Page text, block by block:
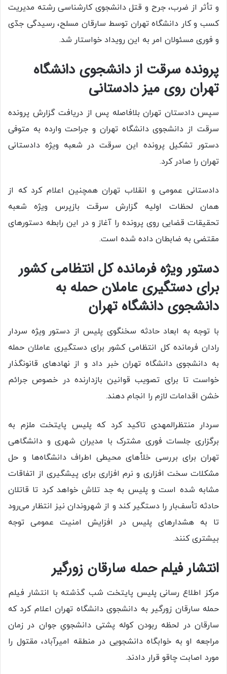
و تأثر از ضرب، جرح و قتل دانشجوی کارشناسی رشته مدیریت
کسب و کار دانشگاه تهران توسط سارقان مسلح، رسیدگی جدّی
و فوری مسئولان امر به این رویداد خواستار شد.
پرونده سرقت از دانشجوی دانشگاه
تهران روی میز دادستانی
سپس دادستان تهران بلافاصله پس از دریافت گزارش پرونده
سرقت از دانشجوی دانشگاه تهران و جراحت وارده به متوفی
دستور تشکیل پرونده این سرقت در شعبه ویژه دادستانی
تهران را صادر کرد.
دادستانی عمومی و انقلاب تهران همچنین اعلام کرد که از
همان لحظات اولیه گزارش سرقت بازپرس ویژه شعبه
تحقیقات قضایی روی پرونده را آغاز و در این رابطه دستور‌های
مقتضی به ضابطان داده شده است.
دستور ویژه فرمانده کل انتظامی کشور
برای دستگیری عاملان حمله به
دانشجوی دانشگاه تهران
با توجه به ابعاد حادثه سخنگوی پلیس از دستور ویژه سردار
رادان فرمانده کل انتظامی کشور برای دستگیری عاملان حمله
به دانشجوی دانشگاه تهران خبر داد و از نهاد‌های قانونگذار
خواست تا برای تصویب قوانین بازدارنده در خصوص جرائم
خشن اقدامات لازم را انجام دهند.
سردار منتظرالمهدی تاکید کرد که پلیس پایتخت ملزم به
برگزاری جلسات فوری مشترک با مدیران شهری و دانشگاهی
تهران برای بررسی خلأ‌های محیطی اطراف دانشگاه‌ها و حل
مشکلات سخت افزاری و نرم افزاری برای پیشگیری از اتفاقات
مشابه شده است و پلیس به جد تلاش خواهد کرد تا قاتلان
حادثه تأسف‌بار را دستگیر کند و از شهروندان نیز انتظار می‌رود
تا به هشدار‌های پلیس در افزایش امنیت عمومی توجه
بیشتری کنند.
انتشار فیلم حمله سارقان زورگیر
مرکز اطلاع رسانی پلیس پایتخت شب گذشته با انتشار فیلم
حمله سارقان زورگیر به دانشجوی دانشگاه تهران اعلام کرد که
سارقان در لحظه ربودن کوله پشتی دانشجویِ جوان در زمان
مراجعه او به خوابگاه دانشجویی در منطقه امیرآباد، مقتول را
مورد اصابت چاقو قرار دادند.